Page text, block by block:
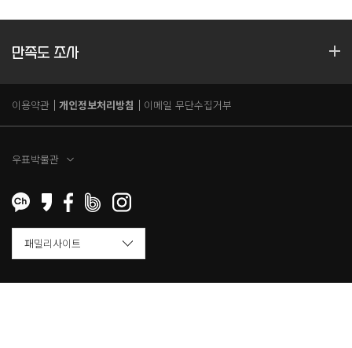
만족도 조사
이용약관 개인정보처리방침 이메일 무단수집거부
우표박물관